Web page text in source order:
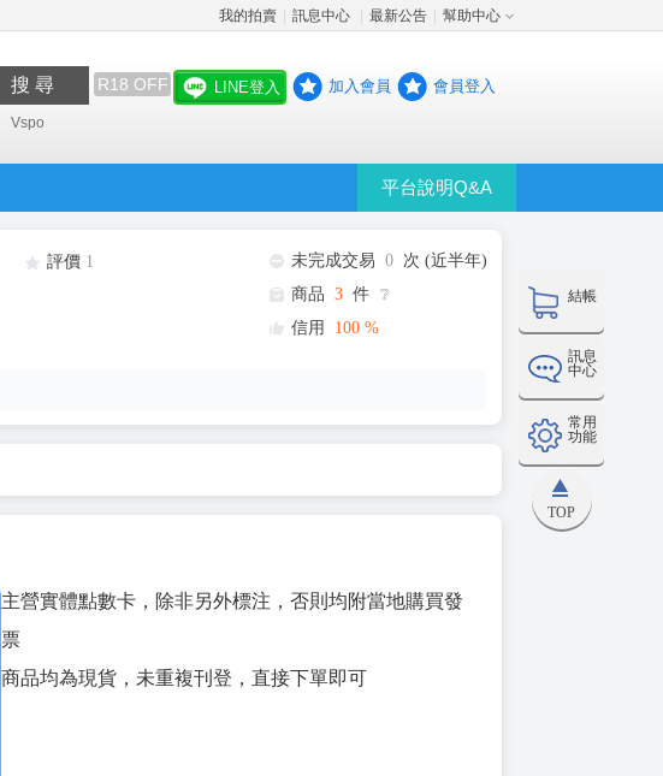
我的拍賣 訊息中心 最新公告 幫助中心
搜 尋 R18 OFF
Vspo
LINE登入 加入會員 會員登入
平台說明Q&A
結帳
訊息
中心
常用
功能
TOP
評價 1 未完成交易 0 次 (近半年)
商品 3 件 ❔
信用
100 %
主營實體點數卡，除非另外標注，否則均附當地購買發
票
商品均為現貨，未重複刊登，直接下單即可